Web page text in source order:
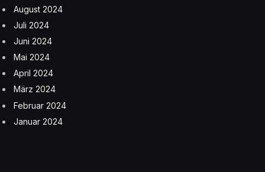
August 2024
Juli 2024
Juni 2024
Mai 2024
April 2024
März 2024
Februar 2024
Januar 2024